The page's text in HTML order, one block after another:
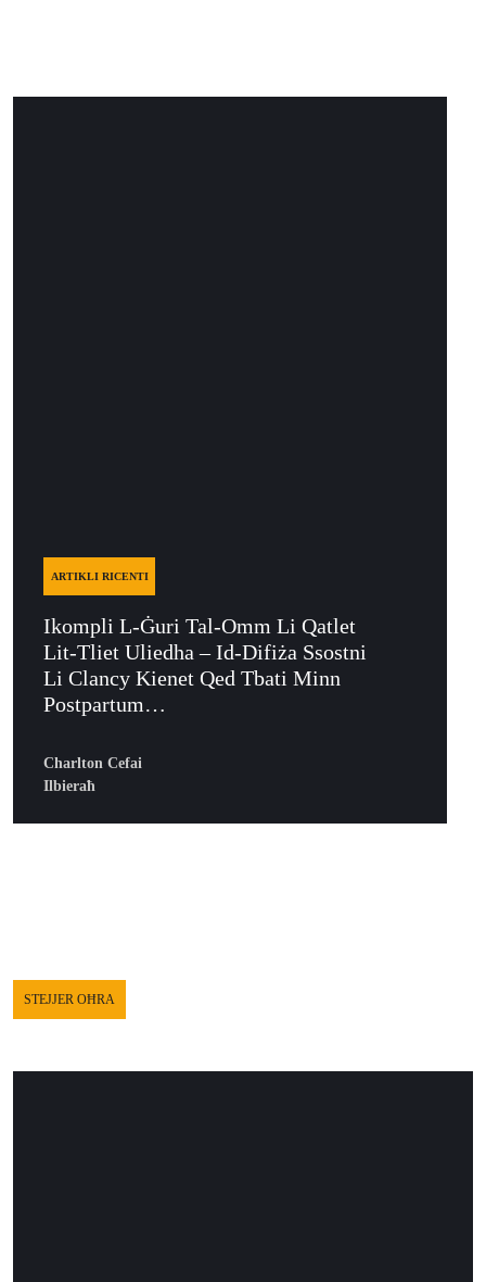
ARTIKLI RICENTI
Ikompli L-Ġuri Tal-Omm Li Qatlet
Lit-Tliet Uliedha – Id-Difiża Ssostni
Li Clancy Kienet Qed Tbati Minn
Postpartum…
Charlton Cefai
Ilbieraħ
STEJJER OĦRA